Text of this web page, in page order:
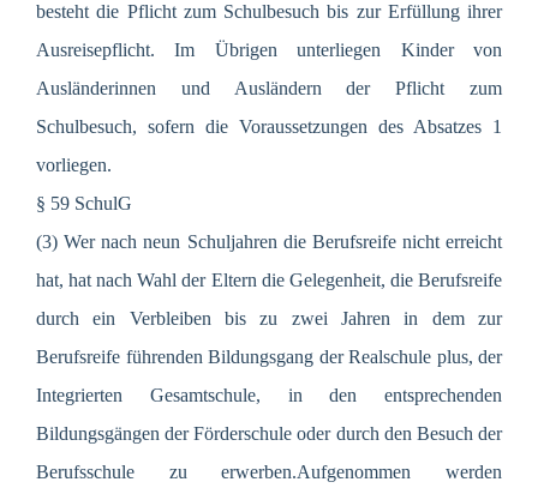
besteht die Pflicht zum Schulbesuch bis zur Erfüllung ihrer
Ausreisepflicht. Im Übrigen unterliegen Kinder von
Ausländerinnen und Ausländern der Pflicht zum
Schulbesuch, sofern die Voraussetzungen des Absatzes 1
vorliegen.
§ 59 SchulG
(3) Wer nach neun Schuljahren die Berufsreife nicht erreicht
hat, hat nach Wahl der Eltern die Gelegenheit, die Berufsreife
durch ein Verbleiben bis zu zwei Jahren in dem zur
Berufsreife führenden Bildungsgang der Realschule plus, der
Integrierten Gesamtschule, in den entsprechenden
Bildungsgängen der Förderschule oder durch den Besuch der
Berufsschule zu erwerben.Aufgenommen werden